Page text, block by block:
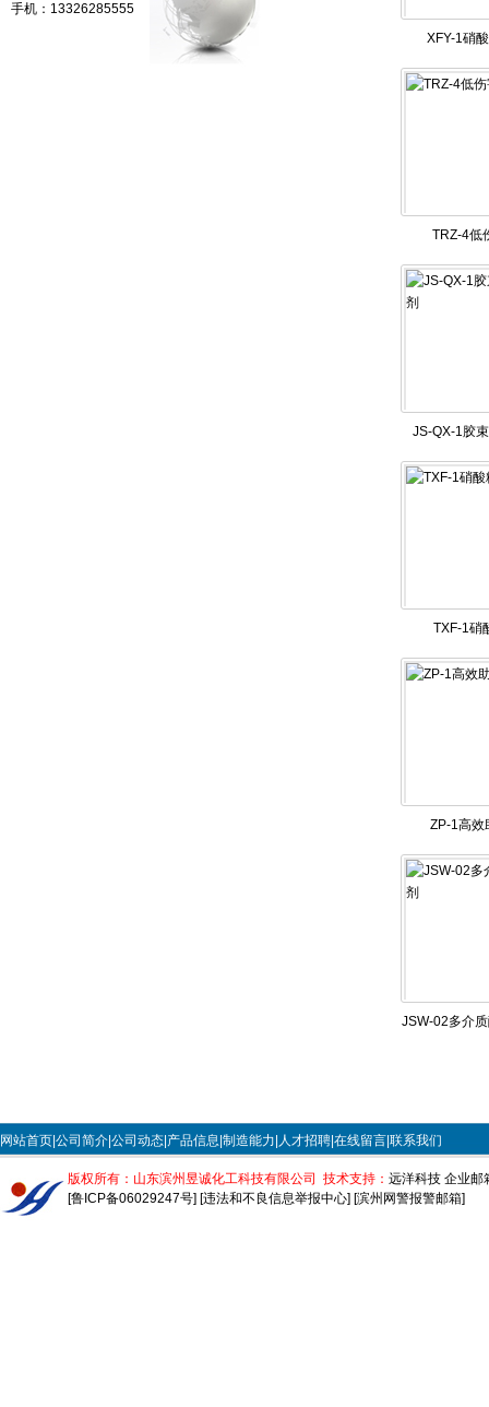
XFY-1硝
TRZ-4低
JS-QX-1胶
TXF-1硝
ZP-1高效
JSW-02多介
手机： 13326285555
网站首页| 公司简介| 公司动态| 产品信息| 制造能力| 人才招聘| 在线留言| 联系我们
版权所有：山东滨州昱诚化工科技有限公司 技术支持： 远洋科技 企业邮
[鲁ICP备06029247号] [违法和不良信息举报中心] [滨州网警报警邮箱]